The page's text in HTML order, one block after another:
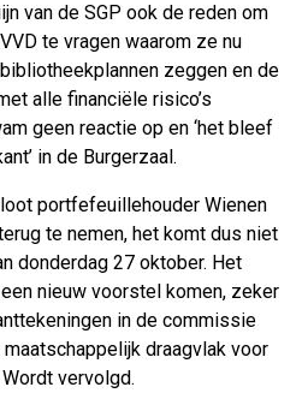
van de SGP ook de reden om
te vragen waarom ze nu
bibliotheekplannen zeggen en de
alle financiële risico’s
geen reactie op en ‘het bleef
in de Burgerzaal.
portfefeuillehouder Wienen
te nemen, het komt dus niet
donderdag 27 oktober. Het
nieuw voorstel komen, zeker
in de commissie
draagvlak voor
vervolgd.